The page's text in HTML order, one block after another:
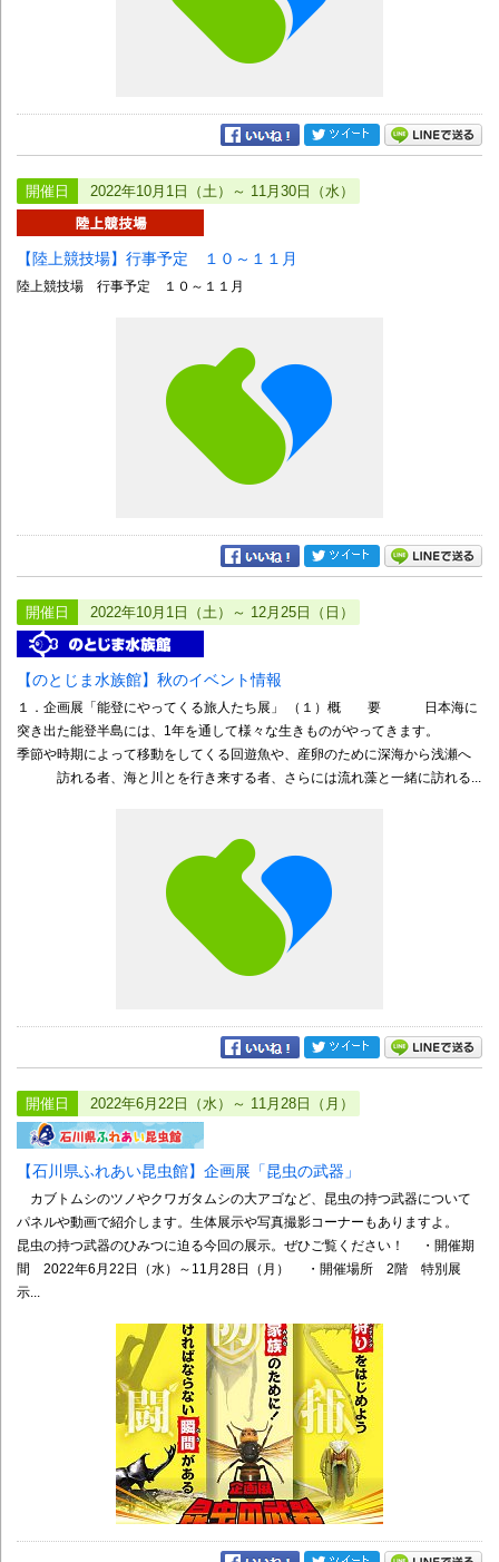
開催日 2022年10月1日（土）～ 11月30日（水）
【陸上競技場】行事予定 １０～１１月
陸上競技場 行事予定 １０～１１月
開催日 2022年10月1日（土）～ 12月25日（日）
【のとじま水族館】秋のイベント情報
１．企画展「能登にやってくる旅人たち展」 （１）概 要 日本海に
突き出た能登半島には、1年を通して様々な生きものがやってきます。
季節や時期によって移動をしてくる回遊魚や、産卵のために深海から浅瀬へ
訪れる者、海と川とを行き来する者、さらには流れ藻と一緒に訪れる...
開催日 2022年6月22日（水）～ 11月28日（月）
【石川県ふれあい昆虫館】企画展「昆虫の武器」
カブトムシのツノやクワガタムシの大アゴなど、昆虫の持つ武器について
パネルや動画で紹介します。生体展示や写真撮影コーナーもありますよ。
昆虫の持つ武器のひみつに迫る今回の展示。ぜひご覧ください！ ・開催期
間 2022年6月22日（水）～11月28日（月） ・開催場所 2階 特別展
示...